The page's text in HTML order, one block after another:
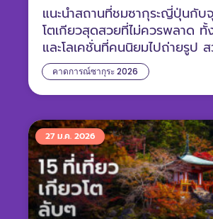
คาดการณ์ซากุระ 2026
แนะนำสถานที่ชมซากุระญี่ปุ่นกับ
โตเกียวสุดสวยที่ไม่ควรพลาด
และโลเคชั่นที่คนนิยมไปถ่ายรูป
หยุดเวลาไว้
27 ม.ค. 2026